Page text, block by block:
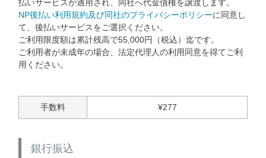
払いサービスが適用され、同社へ代金債権を譲渡します。
NP後払い利用規約及び同社のプライバシーポリシーに同意し
て、後払いサービスをご選択ください。
ご利用限度額は累計残高で55,000円（税込）迄です。
ご利用者が未成年の場合、法定代理人の利用同意を得てご利
用ください。
手数料 ¥277
銀行振込